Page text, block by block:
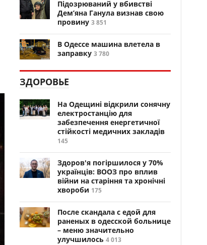
Підозрюваний у вбивстві
Дем’яна Ганула визнав свою
провину 3 851
В Одессе машина влетела в
заправку 3 780
ЗДОРОВЬЕ
На Одещині відкрили сонячну
електростанцію для
забезпечення енергетичної
стійкості медичних закладів
145
Здоров'я погіршилося у 70%
українців: ВООЗ про вплив
війни на старіння та хронічні
хвороби 175
После скандала с едой для
раненых в одесской больнице
– меню значительно
улучшилось 4 013